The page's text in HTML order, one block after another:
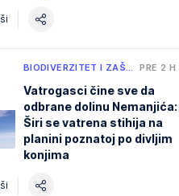
BIODIVERZITET I ZAŠ… PRE 2 H
Vatrogasci čine sve da
odbrane dolinu Nemanjića:
Širi se vatrena stihija na
planini poznatoj po divljim
konjima